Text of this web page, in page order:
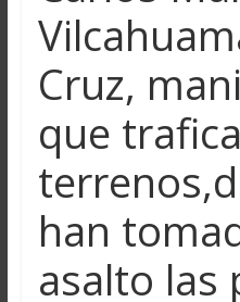
Cruz,
que
han
asalto las